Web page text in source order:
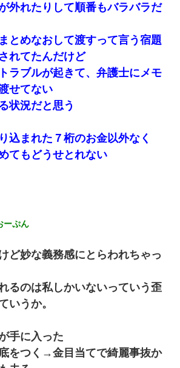
子がおかしくなった。私「理由を聞いても
怒鳴り付けてくるし、困っってる」旦那
・・・
てた同居の義弟が投資で旦那より稼いでる
結婚はするけど嫁入りするわけじゃない。
うにしましょう」→ その後に結納金の話を
属すると、女の人がみんな退職してしま
ドだし田舎で娯楽も少ないからキツイの
のパパだよ～」私のお腹を触ってほざく。
り払ったら…
を掘り出さないと死ぬんか？ 死ぬんか？
？DOWNのボタン押してｗ」→ 待つこと１
外れたりして順番もバラバラだ
とめなおして渡すって言う宿題
れてたんだけど
ラブルが起きて、弁護士にメモ
せてない
状況だと思う
込まれた７桁のお金以外なく
てもどうせとれない
ーぷん
ど妙な義務感にとらわれちゃっ
るのは私しかいないっていう歪
いうか。
手に入った
をつく→金目当てで綺麗事抜か